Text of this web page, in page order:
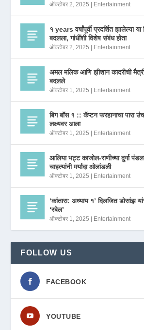
ऑक्टोबर 2, 2025 Entertainment
१ years वर्षांपूर्वी प्रदर्शित झालेल्या
बदलला, गांधींशी विशेष संबंध होता
ऑक्टोबर 2, 2025 Entertainment
अमल मलिक आणि झीशान कादरीची
बदलले
ऑक्टोबर 1, 2025 Entertainment
बिग बॉस १ :: कॅप्टन फरहानाचा पारा
लक्ष्यवर आला
ऑक्टोबर 1, 2025 Entertainment
आलिया भट्ट काजोल-राणीच्या दुर्गा
चाहत्यांनी मर्यादा ओलांडली
ऑक्टोबर 1, 2025 Entertainment
‘कांतारा: अध्याय १’ दिलजित डोसांझ
‘रबेल’
ऑक्टोबर 1, 2025 Entertainment
FOLLOW US
FACEBOOK
YOUTUBE